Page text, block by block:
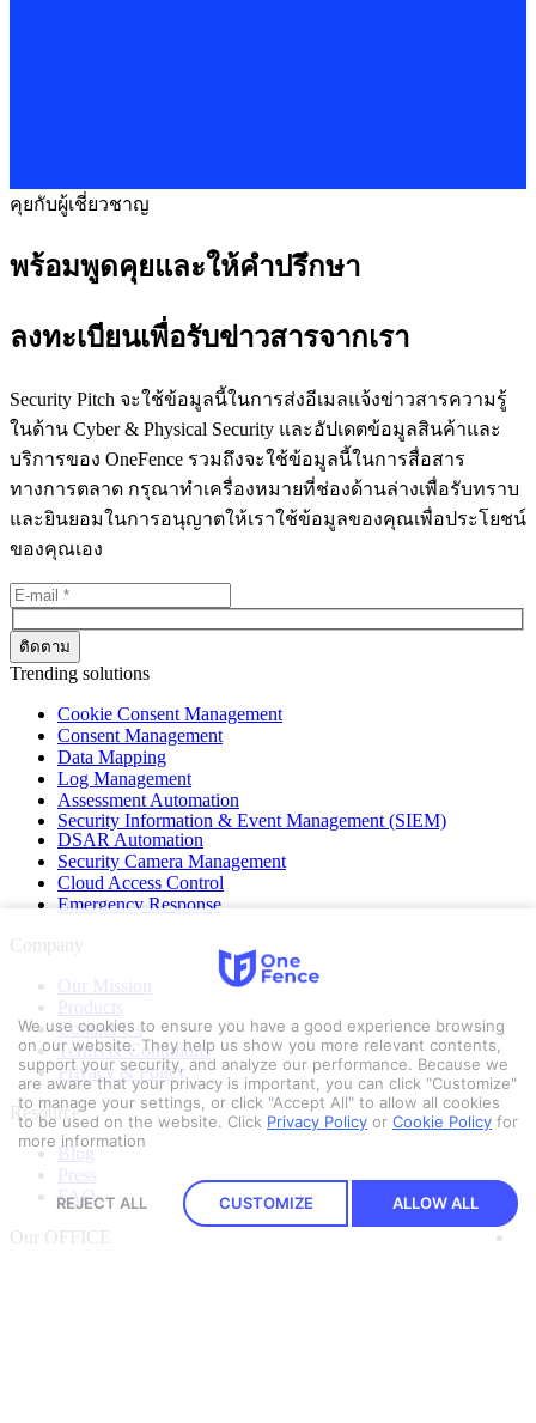
คุยกับผู้เชี่ยวชาญ
พร้อมพูดคุยและให้คำปรึกษา
ลงทะเบียนเพื่อรับข่าวสารจากเรา
Security Pitch จะใช้ข้อมูลนี้ในการส่งอีเมลแจ้งข่าวสารความรู้
ในด้าน Cyber & Physical Security และอัปเดตข้อมูลสินค้าและ
บริการของ OneFence รวมถึงจะใช้ข้อมูลนี้ในการสื่อสาร
ทางการตลาด กรุณาทำเครื่องหมายที่ช่องด้านล่างเพื่อรับทราบ
และยินยอมในการอนุญาตให้เราใช้ข้อมูลของคุณเพื่อประโยชน์
ของคุณเอง
Trending solutions
Cookie Consent Management
Consent Management
Data Mapping
Log Management
Assessment Automation
Security Information & Event Management (SIEM)
DSAR Automation
Security Camera Management
Cloud Access Control
Emergency Response
Company
Our Mission
Products
Contact Us
Terms & Conditions
Privacy & Policy
Resource
Blog
Press
FAQ
Our OFFICE
We use cookies to ensure you have a good experience browsing
on our website. They help us show you more relevant contents,
support your security, and analyze our performance. Because we
are aware that your privacy is important, you can click "Customize"
to manage your settings, or click "Accept All" to allow all cookies
to be used on the website. Click Privacy Policy or Cookie Policy for
more information
REJECT ALL CUSTOMIZE ALLOW ALL